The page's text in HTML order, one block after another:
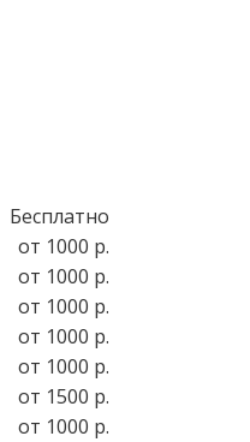
Бесплатно
от 1000 р.
от 1000 р.
от 1000 р.
от 1000 р.
от 1000 р.
от 1500 р.
от 1000 р.